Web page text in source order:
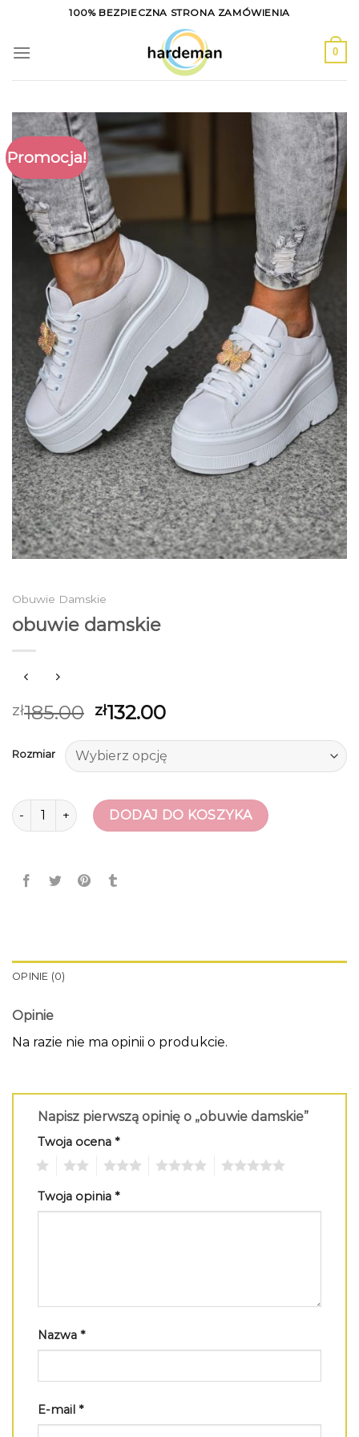
content
100% BEZPIECZNA STRONA ZAMÓWIENIA
0
Promocja!
Obuwie Damskie
obuwie damskie
zł185.00 zł132.00
Rozmiar
ilość obuwie damskieDODAJ DO KOSZYKA
OPINIE (0)
Opinie
Na razie nie ma opinii o produkcie.
Napisz pierwszą opinię o „obuwie damskie”
Twoja ocena *
Twoja opinia *
Nazwa *
E-mail *